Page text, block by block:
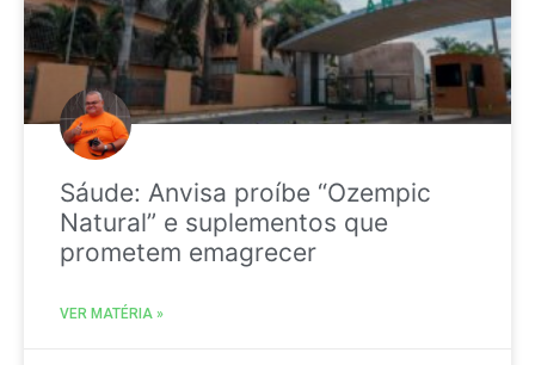
Sáude: Anvisa proíbe “Ozempic
Natural” e suplementos que
prometem emagrecer
VER MATÉRIA »